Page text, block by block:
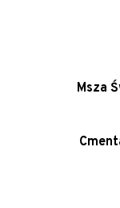
Msza